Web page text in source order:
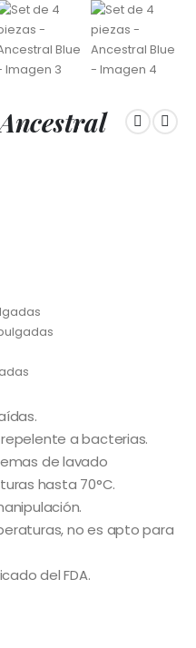
a bacterias.
de lavado
hasta 70°C.
no es apto para
del FDA.